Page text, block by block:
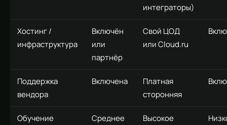
интеграторы)
Хостинг /
инфраструктура
Включён
или
партнёр
Свой ЦОД
или Cloud.ru
Поддержка
вендора
Включена
Платная
сторонняя
Обучение
Среднее
Высокое